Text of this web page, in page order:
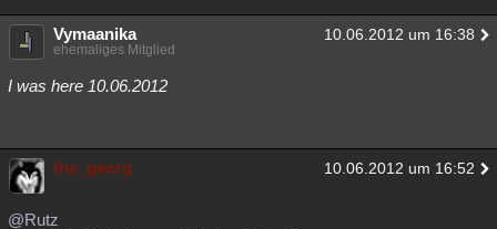
Vymaanika 10.06.2012 um 16:38
ehemaliges Mitglied
I was here 10.06.2012
the_georg 10.06.2012 um 16:52
@Rutz